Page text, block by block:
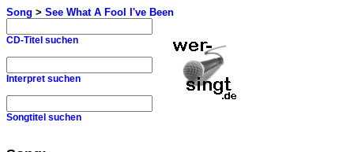
Song > See What A Fool I've Been
CD-Titel suchen
Interpret suchen
Songtitel suchen